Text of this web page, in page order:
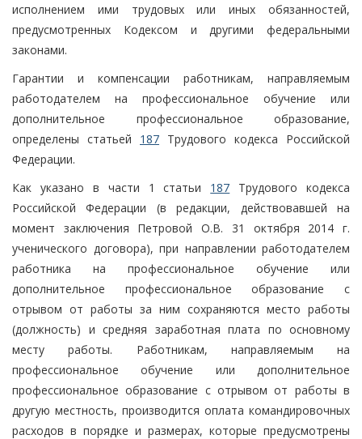
исполнением ими трудовых или иных обязанностей,
предусмотренных Кодексом и другими федеральными
законами.
Гарантии и компенсации работникам, направляемым
работодателем на профессиональное обучение или
дополнительное профессиональное образование,
определены статьей 187 Трудового кодекса Российской
Федерации.
Как указано в части 1 статьи 187 Трудового кодекса
Российской Федерации (в редакции, действовавшей на
момент заключения Петровой О.В. 31 октября 2014 г.
ученического договора), при направлении работодателем
работника на профессиональное обучение или
дополнительное профессиональное образование с
отрывом от работы за ним сохраняются место работы
(должность) и средняя заработная плата по основному
месту работы. Работникам, направляемым на
профессиональное обучение или дополнительное
профессиональное образование с отрывом от работы в
другую местность, производится оплата командировочных
расходов в порядке и размерах, которые предусмотрены